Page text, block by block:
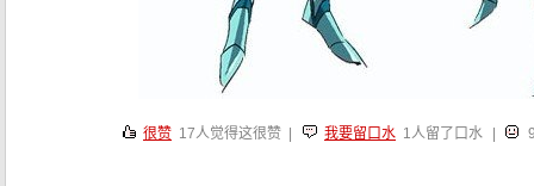
很赞 17人觉得这很赞 | 我要留口水 1人留了口水